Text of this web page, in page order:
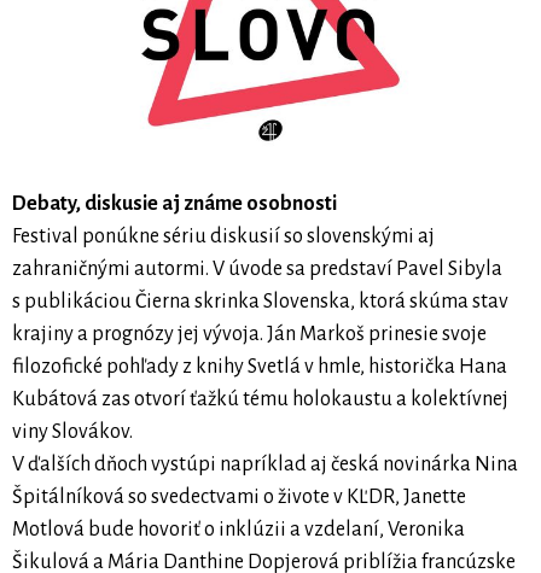
Debaty, diskusie aj známe osobnosti
Festival ponúkne sériu diskusií so slovenskými aj
zahraničnými autormi. V úvode sa predstaví Pavel Sibyla
s publikáciou Čierna skrinka Slovenska, ktorá skúma stav
krajiny a prognózy jej vývoja. Ján Markoš prinesie svoje
filozofické pohľady z knihy Svetlá v hmle, historička Hana
Kubátová zas otvorí ťažkú tému holokaustu a kolektívnej
viny Slovákov.
V ďalších dňoch vystúpi napríklad aj česká novinárka Nina
Špitálníková so svedectvami o živote v KĽDR, Janette
Motlová bude hovoriť o inklúzii a vzdelaní, Veronika
Šikulová a Mária Danthine Dopjerová priblížia francúzske